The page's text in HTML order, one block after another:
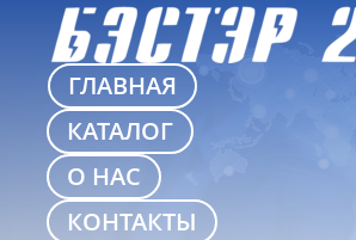
ГЛАВНАЯ
КАТАЛОГ
О НАС
КОНТАКТЫ